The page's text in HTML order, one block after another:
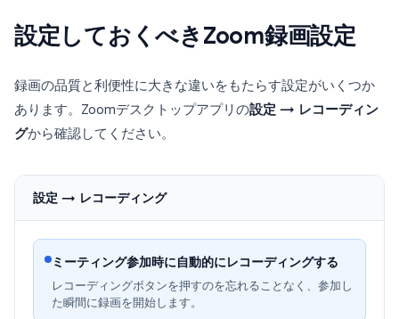
設定しておくべきZoom録画設定
録画の品質と利便性に大きな違いをもたらす設定がいくつか
あります。Zoomデスクトップアプリの設定 → レコーディン
グから確認してください。
設定 → レコーディング
ミーティング参加時に自動的にレコーディングする
レコーディングボタンを押すのを忘れることなく、参加し
た瞬間に録画を開始します。